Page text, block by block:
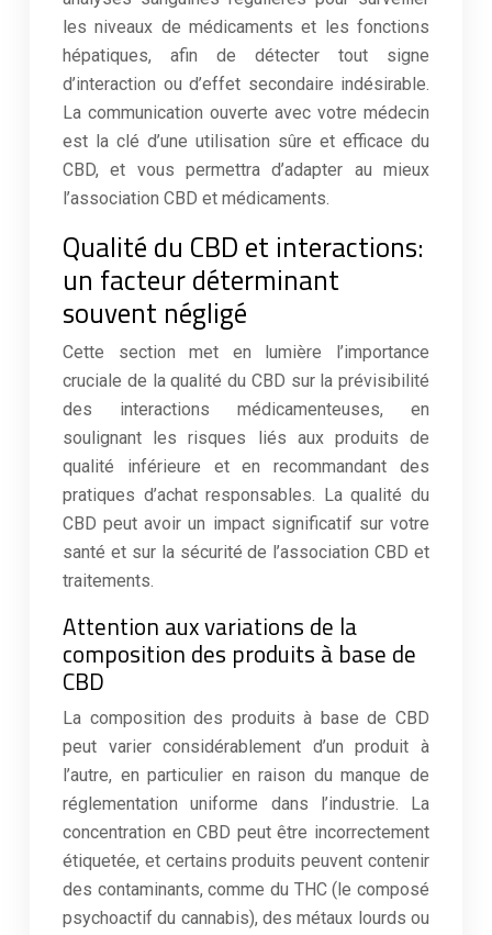
les niveaux de médicaments et les fonctions
hépatiques, afin de détecter tout signe
d’interaction ou d’effet secondaire indésirable.
La communication ouverte avec votre médecin
est la clé d’une utilisation sûre et efficace du
CBD, et vous permettra d’adapter au mieux
l’association CBD et médicaments.
Qualité du CBD et interactions:
un facteur déterminant
souvent négligé
Cette section met en lumière l’importance
cruciale de la qualité du CBD sur la prévisibilité
des interactions médicamenteuses, en
soulignant les risques liés aux produits de
qualité inférieure et en recommandant des
pratiques d’achat responsables. La qualité du
CBD peut avoir un impact significatif sur votre
santé et sur la sécurité de l’association CBD et
traitements.
Attention aux variations de la
composition des produits à base de
CBD
La composition des produits à base de CBD
peut varier considérablement d’un produit à
l’autre, en particulier en raison du manque de
réglementation uniforme dans l’industrie. La
concentration en CBD peut être incorrectement
étiquetée, et certains produits peuvent contenir
des contaminants, comme du THC (le composé
psychoactif du cannabis), des métaux lourds ou